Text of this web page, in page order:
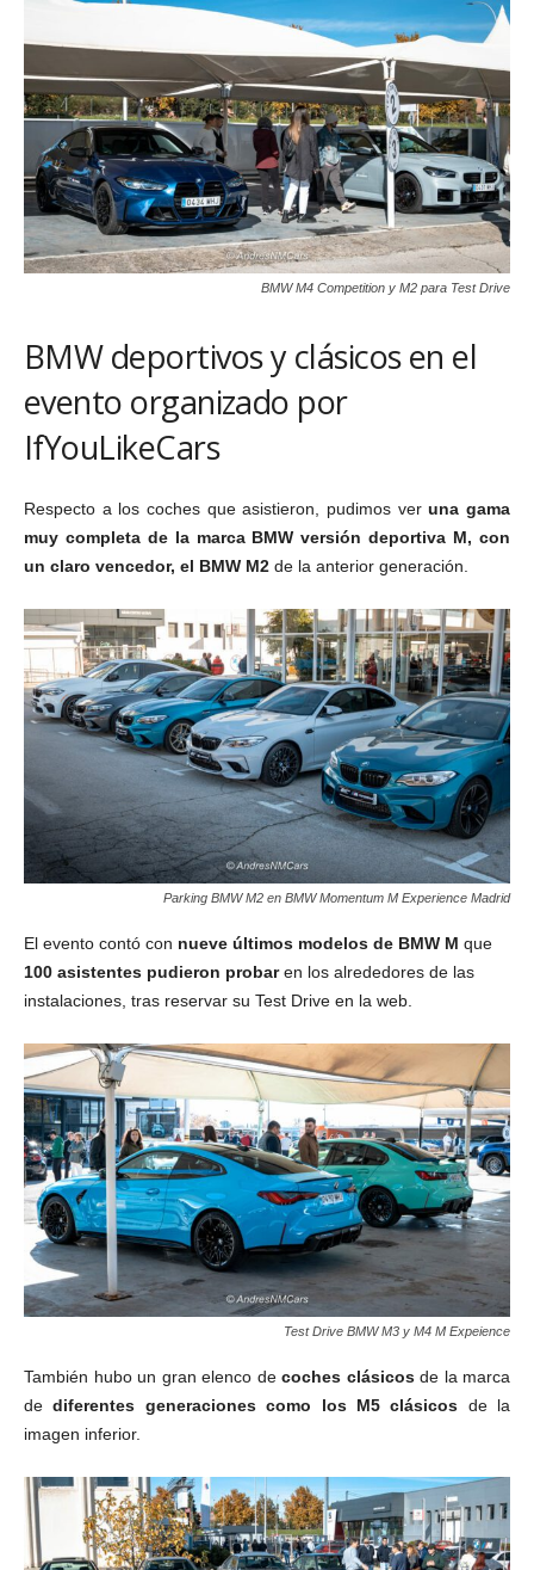
BMW M4 Competition y M2 para Test Drive
BMW deportivos y clásicos en el
evento organizado por
IfYouLikeCars
Respecto a los coches que asistieron, pudimos veruna gama
muy completa de la marca BMW versión deportiva M, con
un claro vencedor, el BMW M2 de la anterior generación.
Parking BMW M2 en BMW Momentum M Experience Madrid
El evento contó con nueve últimos modelos de BMW M que
100 asistentes pudieron probaren los alrededores de las
instalaciones, tras reservar su Test Drive en la web.
Test Drive BMW M3 y M4 M Expeience
También hubo un gran elenco de coches clásicosde la marca
dediferentes generaciones como los M5 clásicos de la
imagen inferior.